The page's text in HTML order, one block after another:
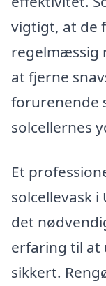
vigtigt, at de
regelmæssig
at fjerne
forurenende
solcellernes
Et
solcellevask
det
erfaring til at
sikkert.